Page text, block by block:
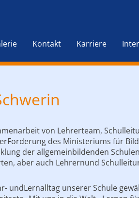
Kontakt Karriere
von Lehrerteam,
des Ministeriums für
der allgemeinbildenden
aber auch Lehrernund
undLernalltag unserer Schule